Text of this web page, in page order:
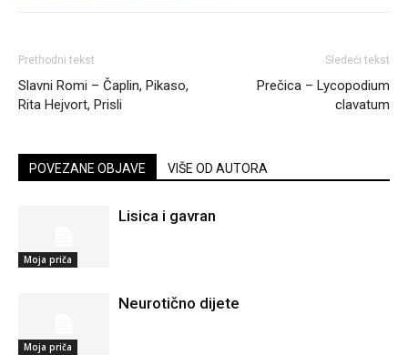
Prethodni tekst
Slavni Romi – Čaplin, Pikaso,
Rita Hejvort, Prisli
Sledeći tekst
Prečica – Lycopodium
clavatum
POVEZANE OBJAVE VIŠE OD AUTORA
Moja priča
Lisica i gavran
Moja priča
Neurotično dijete